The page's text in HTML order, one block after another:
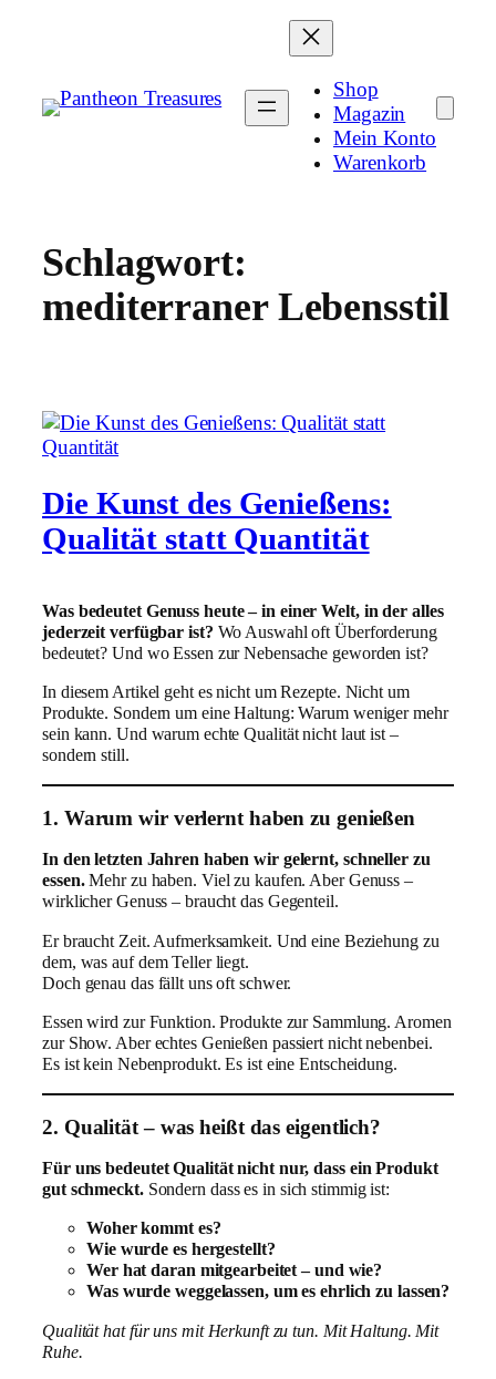
Shop
Magazin
Mein Konto
Warenkorb
Schlagwort:
mediterraner Lebensstil
Die Kunst des Genießens:
Qualität statt Quantität
Was bedeutet Genuss heute – in einer Welt, in der alles
jederzeit verfügbar ist? Wo Auswahl oft Überforderung
bedeutet? Und wo Essen zur Nebensache geworden ist?
In diesem Artikel geht es nicht um Rezepte. Nicht um
Produkte. Sondern um eine Haltung: Warum weniger mehr
sein kann. Und warum echte Qualität nicht laut ist –
sondern still.
1. Warum wir verlernt haben zu genießen
In den letzten Jahren haben wir gelernt, schneller zu
essen.Mehr zu haben. Viel zu kaufen. Aber Genuss –
wirklicher Genuss – braucht das Gegenteil.
Er braucht Zeit. Aufmerksamkeit. Und eine Beziehung zu
dem, was auf dem Teller liegt.
Doch genau das fällt uns oft schwer.
Essen wird zur Funktion. Produkte zur Sammlung. Aromen
zur Show. Aber echtes Genießen passiert nicht nebenbei.
Es ist kein Nebenprodukt. Es ist eine Entscheidung.
2. Qualität – was heißt das eigentlich?
Für uns bedeutet Qualität nicht nur, dass ein Produkt
gut schmeckt. Sondern dass es in sich stimmig ist:
Woher kommt es?
Wie wurde es hergestellt?
Wer hat daran mitgearbeitet – und wie?
Was wurde weggelassen, um es ehrlich zu lassen?
Qualität hat für uns mit Herkunft zu tun. Mit Haltung. Mit
Ruhe.